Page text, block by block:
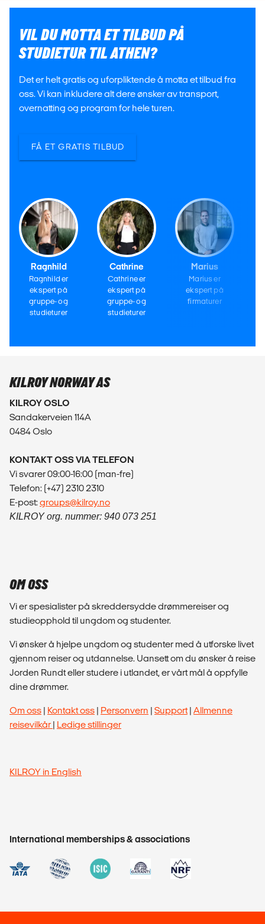
VIL DU MOTTA ET TILBUD PÅ
STUDIETUR TIL ATHEN?
Det er helt gratis og uforpliktende å motta et tilbud fra
oss. Vi kan inkludere alt dere ønsker av transport,
overnatting og program for hele turen.
FÅ ET GRATIS TILBUD
Ragnhild
Ragnhild er
ekspert på
gruppe- og
studieturer
Cathrine
Cathrine er
ekspert på
gruppe- og
studieturer
Marius
Marius er
ekspert på
firmaturer
KILROY NORWAY AS
KILROY OSLO
Sandakerveien 114A
0484 Oslo
KONTAKT OSS VIA TELEFON
Vi svarer 09:00-16:00 (man-fre)
Telefon: (+47) 2310 2310
E-post:groups@kilroy.no
KILROY org. nummer: 940 073 251
OM OSS
Vi er spesialister på skreddersydde drømmereiser og
studieopphold til ungdom og studenter.
Vi ønsker å hjelpe ungdom og studenter med å utforske livet
gjennom reiser og utdannelse. Uansett om du ønsker å reise
Jorden Rundt eller studere i utlandet, er vårt mål å oppfylle
dine drømmer.
Om oss | Kontakt oss | Personvern | Support| Allmenne
reisevilkår | Ledige stillinger
KILROY in English
International memberships & associations